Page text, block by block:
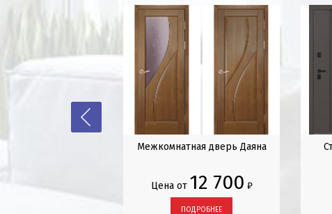
Межкомнатная дверь Даяна
Цена от 12 700 ₽
ПОДРОБНЕЕ